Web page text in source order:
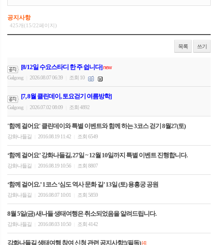
공지사항
425개(15/22페이지)
목록 쓰기
[8/12일 수요스타디 한 주 쉽니다]new
Galgong
2026.08.07 06:39 조회 10
[7, 8월 클린데이, 토요걷기 여름방학]
Galgong 2026.07.02 08:09 조회 4892
'함께 걸어요' 클린데이와 특별 이벤트와 함께 하는 3코스 걷기 8월27(토)
강화나들길 2016.08.19 11:42 조회 6549
‘함께 걸어요’ 강화나들길, 27일 ~ 12월 10일까지 특별 이벤트 진행합니다.
강화나들길 2016.08.19 10:56 조회 8807
‘함께 걸어요.’ 1코스 ‘심도 역사 문화 길’ 13일 (토) 용흥궁 공원
강화나들길 2016.08.07 10:01 조회 5859
8월 5일(금) 새나들 생태여행은 취소되었음을 알려드립니다.
강화나들길 2016.08.03 10:50 조회 4142
강화나들길 생태여행 참여 신청 관련 공지사항!!(필독)[4]